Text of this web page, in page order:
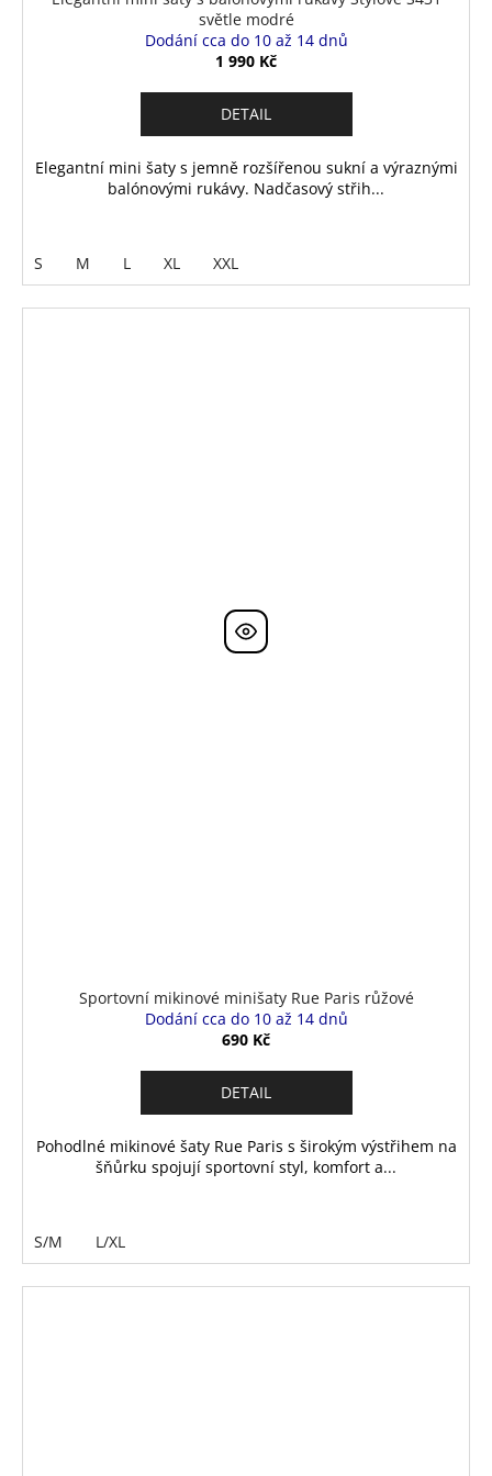
světle modré
Dodání cca do 10 až 14 dnů
1 990 Kč
DETAIL
Elegantní mini šaty s jemně rozšířenou sukní a výraznými
balónovými rukávy. Nadčasový střih...
S M L XL XXL
Sportovní mikinové minišaty Rue Paris růžové
Dodání cca do 10 až 14 dnů
690 Kč
DETAIL
Pohodlné mikinové šaty Rue Paris s širokým výstřihem na
šňůrku spojují sportovní styl, komfort a...
S/M L/XL